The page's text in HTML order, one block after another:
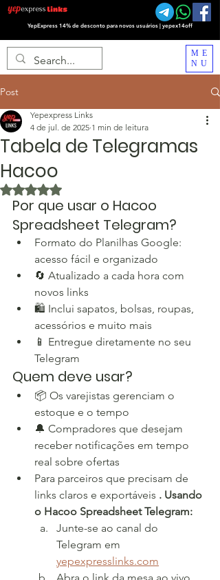
YepExpress 14% de desconto para novos usuários | yepex14off
ME
NU
Post
Tabela de Telegramas
Hacoo
Yepexpress Links
4 de jul. de 2025 1 min de leitura
Avaliado com NaN de 5 estrelas.
Por que usar o Hacoo
Spreadsheet Telegram?
Formato do Planilhas Google:
acesso fácil e organizado
🔄 Atualizado a cada hora com
novos links
🛍️ Inclui sapatos, bolsas, roupas,
acessórios e muito mais
📱 Entregue diretamente no seu
Telegram
Quem deve usar?
📦 Os varejistas gerenciam o
estoque e o tempo
🔔 Compradores que desejam
receber notificações em tempo
real sobre ofertas
Para parceiros que precisam de
links claros e exportáveis . Usando
o Hacoo Spreadsheet Telegram:
Junte-se ao canal do
Telegram em
yepexpresslinks.com